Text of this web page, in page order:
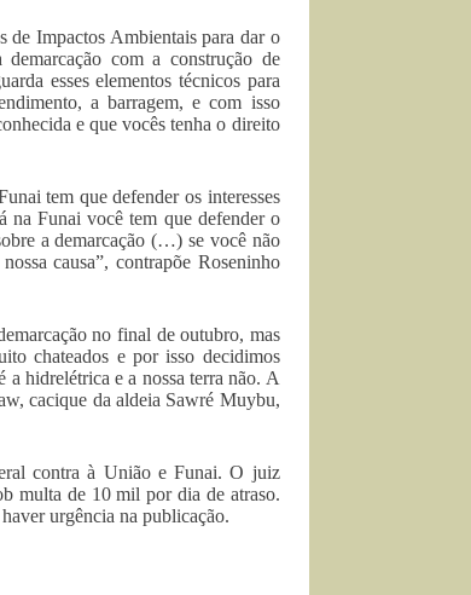
de Impactos Ambientais para dar o
com a construção de
esses elementos técnicos para
a barragem, e com isso
e que vocês tenha o direito
tem que defender os interesses
na Funai você tem que defender o
a demarcação (…) se você não
causa”, contrapõe Roseninho
no final de outubro, mas
chateados e por isso decidimos
a hidrelétrica e a nossa terra não. A
cacique da aldeia Sawré Muybu,
contra à União e Funai. O juiz
multa de 10 mil por dia de atraso.
urgência na publicação.